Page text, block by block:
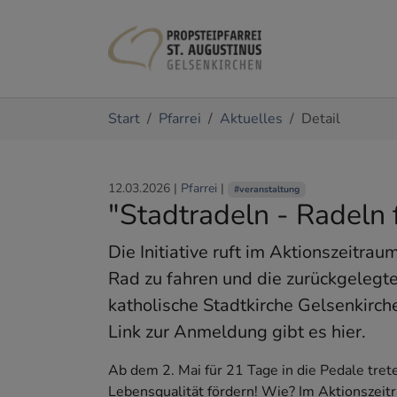
Start Pfarrei Aktuelles Detail
12.03.2026 | Pfarrei | #veranstaltung
"Stadtradeln - Radeln
Die Initiative ruft im
Rad zu fahren und die
katholische Stadtkirche
Link zur Anmeldung gibt es hier.
Ab dem 2. Mai für 21 Tage in die Pedale
Lebensqualität fördern! Wie? Im